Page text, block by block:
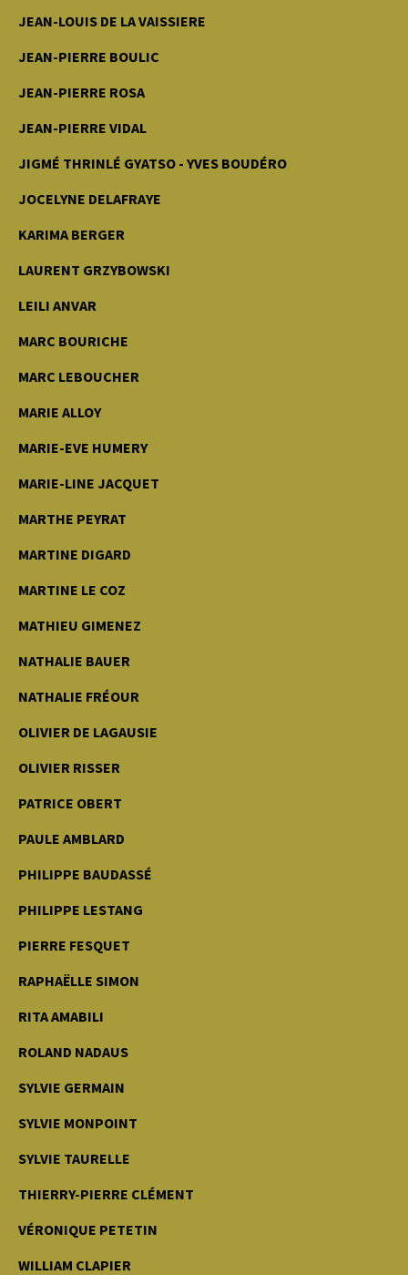
JEAN-LOUIS DE LA VAISSIERE
JEAN-PIERRE BOULIC
JEAN-PIERRE ROSA
JEAN-PIERRE VIDAL
JIGMÉ THRINLÉ GYATSO - YVES BOUDÉRO
JOCELYNE DELAFRAYE
KARIMA BERGER
LAURENT GRZYBOWSKI
LEILI ANVAR
MARC BOURICHE
MARC LEBOUCHER
MARIE ALLOY
MARIE-EVE HUMERY
MARIE-LINE JACQUET
MARTHE PEYRAT
MARTINE DIGARD
MARTINE LE COZ
MATHIEU GIMENEZ
NATHALIE BAUER
NATHALIE FRÉOUR
OLIVIER DE LAGAUSIE
OLIVIER RISSER
PATRICE OBERT
PAULE AMBLARD
PHILIPPE BAUDASSÉ
PHILIPPE LESTANG
PIERRE FESQUET
RAPHAËLLE SIMON
RITA AMABILI
ROLAND NADAUS
SYLVIE GERMAIN
SYLVIE MONPOINT
SYLVIE TAURELLE
THIERRY-PIERRE CLÉMENT
VÉRONIQUE PETETIN
WILLIAM CLAPIER